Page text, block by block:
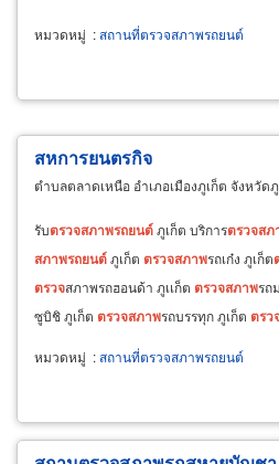
หมวดหมู่ :สถานที่ตรวจสภาพรถยนต์
สหการยนตรกิจ
ตำบลตลาดเหนือ อำเภอเมืองภูเก็ต จังหวัด
รับตรวจสภาพรถยนต์ภูเก็ต บริการตรวจสภ
สภาพรถยนต์ภูเก็ต ตรวจสภาพรถเก๋ง ภูเก็ต
ตรวจสภาพรถฮอนด้า ภูเเก็ต ตรวจสภาพรถ
ซูบิชิ ภูเก็ต ตรวจสภาพรถบรรทุก ภูเก็ต ตรว
รถมอเตอร์ไซด์ ภูเก็ต ต่อทะเบียน
หมวดหมู่ :สถานที่ตรวจสภาพรถยนต์